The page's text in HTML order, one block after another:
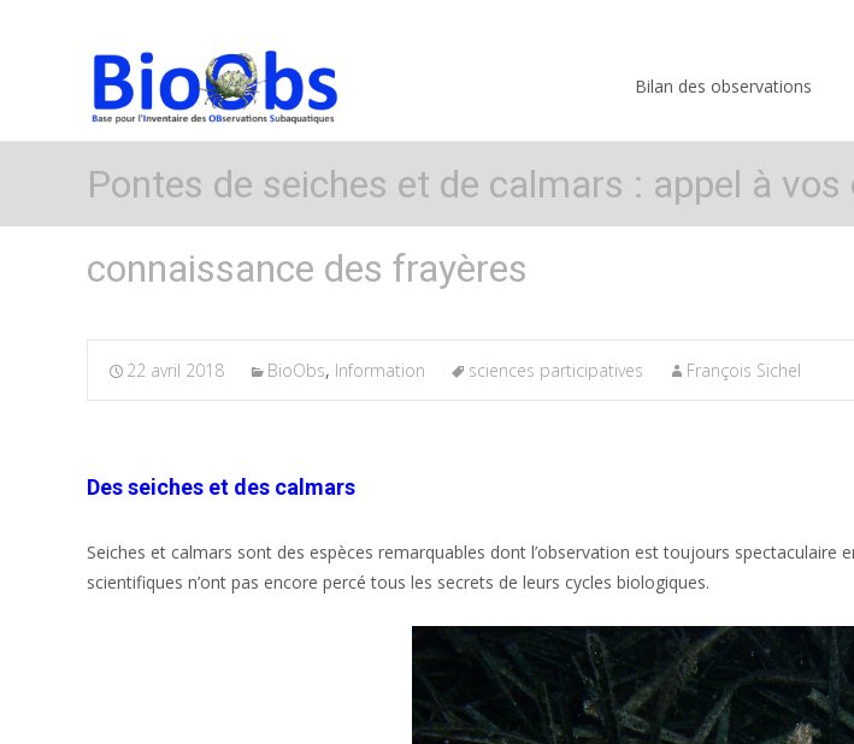
Bilan des observations
Pontes de seiches et de calmars : appel à
connaissance des frayères
22 avril 2018 BioObs, Information sciences participatives François Sichel
Des seiches et des calmars
Seiches et calmars sont des espèces remarquables dont l’observation est toujours
scientifiques n’ont pas encore percé tous les secrets de leurs cycles biologiques.